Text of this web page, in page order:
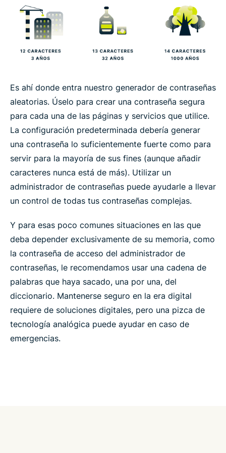
Es ahí donde entra nuestro generador de contraseñas
aleatorias. Úselo para crear una contraseña segura
para cada una de las páginas y servicios que utilice.
La configuración predeterminada debería generar
una contraseña lo suficientemente fuerte como para
servir para la mayoría de sus fines (aunque añadir
caracteres nunca está de más). Utilizar un
administrador de contraseñas puede ayudarle a llevar
un control de todas tus contraseñas complejas.
Y para esas poco comunes situaciones en las que
deba depender exclusivamente de su memoria, como
la contraseña de acceso del administrador de
contraseñas, le recomendamos usar una cadena de
palabras que haya sacado, una por una, del
diccionario. Mantenerse seguro en la era digital
requiere de soluciones digitales, pero una pizca de
tecnología analógica puede ayudar en caso de
emergencias.